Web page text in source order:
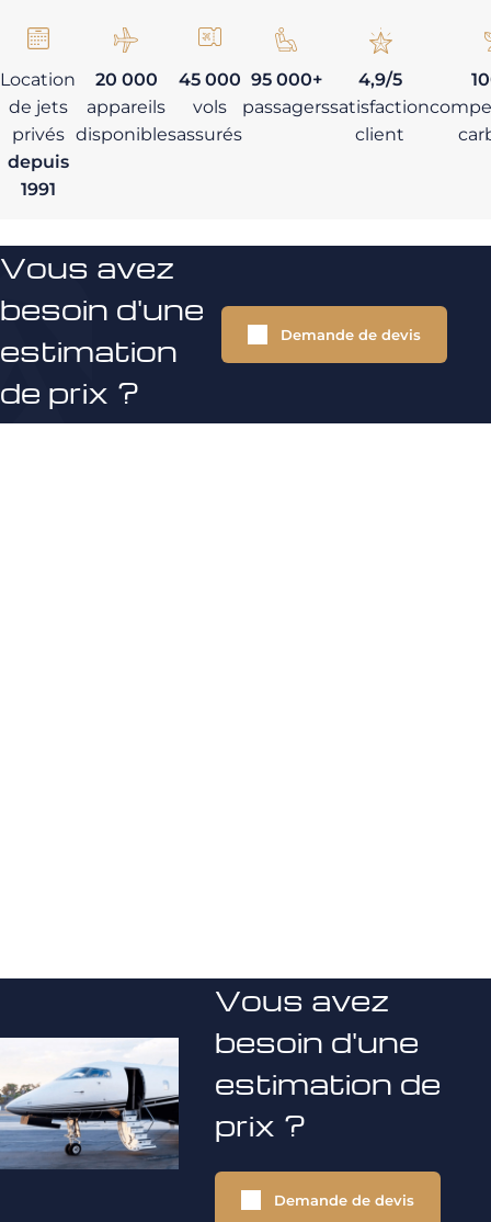
Location
de jets
privés
depuis
1991
20 000
appareils
disponibles
45 000
vols
assurés
95 000+
passagers
4,9/5
satisfaction
client
Vous avez
besoin d'une
estimation
de prix ?
Demande de devis
Vous avez
besoin d'une
estimation de
prix ?
Demande de devis